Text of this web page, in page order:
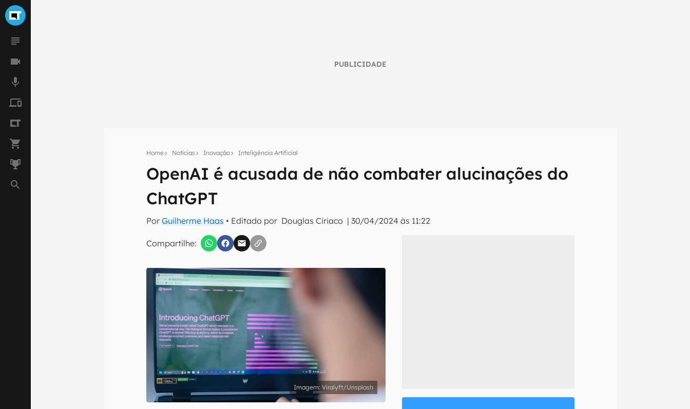
PUBLICIDADE
Home Notícias Inovação Inteligência Artificial
OpenAI é acusada de não combater alucinações do
ChatGPT
PorGuilherme Haas • Editado por Douglas Ciriaco |30/04/2024 às 11:22
Compartilhe:
Assine a newsletter do Canaltech e receba notícias e reviews sobre tecnologia em primeira
Confirmo que li, aceito e concordo com os Termos de Uso e Política de Privacidade do Canaltech.
Viralyft/Unsplash